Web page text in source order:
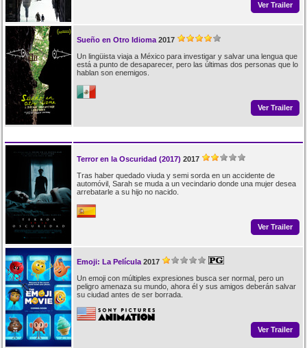
Ver Trailer
Sueño en Otro Idioma 2017
Un lingüista viaja a México para investigar y salvar una lengua que
está a punto de desaparecer, pero las últimas dos personas que lo
hablan son enemigos.
Ver Trailer
Terror en la Oscuridad (2017) 2017
Tras haber quedado viuda y semi sorda en un accidente de
automóvil, Sarah se muda a un vecindario donde una mujer desea
arrebatarle a su hijo no nacido.
Ver Trailer
Emoji: La Película 2017
Un emoji con múltiples expresiones busca ser normal, pero un
peligro amenaza su mundo, ahora él y sus amigos deberán salvar
su ciudad antes de ser borrada.
Ver Trailer